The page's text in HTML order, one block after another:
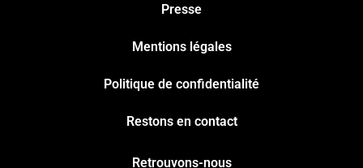
Presse
Mentions légales
Politique de confidentialité
Restons en contact
Retrouvons-nous